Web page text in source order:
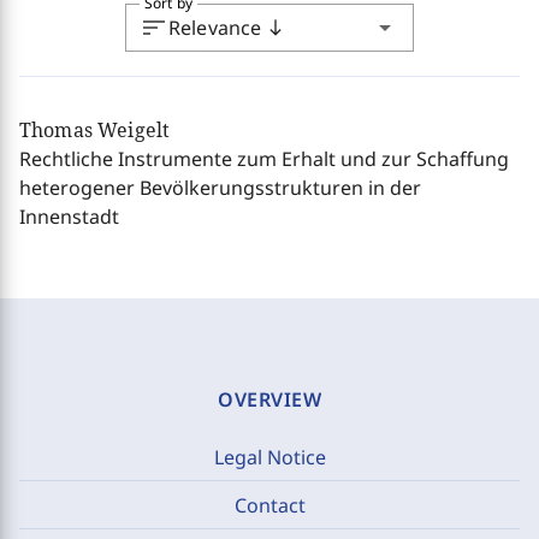
sortRelevance south arrow_drop_down
Thomas Weigelt
Rechtliche Instrumente zum Erhalt und zur Schaffung
heterogener Bevölkerungsstrukturen in der
Innenstadt
OVERVIEW
Legal Notice
Contact